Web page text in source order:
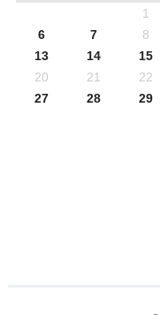
1
6
7 8
13
14 15
20
21 22
27
28 29